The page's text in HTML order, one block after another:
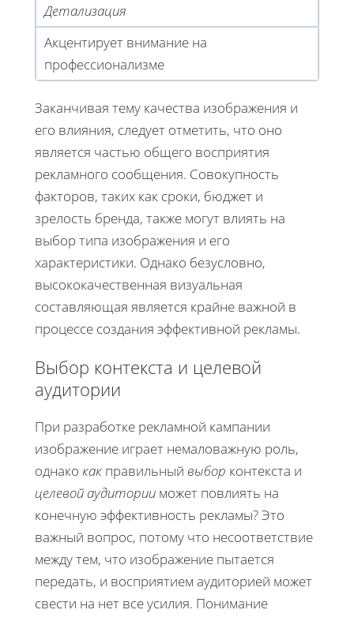
Детализация
Акцентирует внимание на
профессионализме
Заканчивая тему качества изображения и
его влияния, следует отметить, что оно
является частью общего восприятия
рекламного сообщения. Совокупность
факторов, таких как сроки, бюджет и
зрелость бренда, также могут влиять на
выбор типа изображения и его
характеристики. Однако безусловно,
высококачественная визуальная
составляющая является крайне важной в
процессе создания эффективной рекламы.
Выбор контекста и целевой
аудитории
При разработке рекламной кампании
изображение играет немаловажную роль,
однако как правильный выбор контекста и
целевой аудитории может повлиять на
конечную эффективность рекламы? Это
важный вопрос, потому что несоответствие
между тем, что изображение пытается
передать, и восприятием аудиторией может
свести на нет все усилия. Понимание